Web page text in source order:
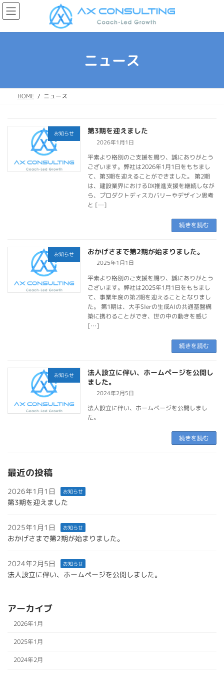
コ
ン
ン
ナ
ビ
ー
ニュース
HOME ニュース
お知らせ 第3期を迎えました
2026年1月1日
平素より格別のご支援を賜り、誠にありがとう
ございます。弊社は2026年1月1日をもちまし
て、第3期を迎えることができました。 第2期
は、建設業界におけるDX推進支援を継続しなが
ら、プロダクトディスカバリーやデザイン思考
と […]
続きを読む
お知らせ おかげさまで第2期が始まりました。
2025年1月1日
平素より格別のご支援を賜り、誠にありがとう
ございます。弊社は2025年1月1日をもちまし
て、事業年度の第2期を迎えることとなりまし
た。 第1期は、大手SIerの生成AIの共通基盤構
築に携わることができ、世の中の動きを感じ
[…]
続きを読む
お知らせ
法人設立に伴い、ホームページを公開し
ました。
2024年2月5日
法人設立に伴い、ホームページを公開しまし
た。
続きを読む
最近の投稿
2026年1月1日 お知らせ
第3期を迎えました
2025年1月1日 お知らせ
おかげさまで第2期が始まりました。
2024年2月5日 お知らせ
法人設立に伴い、ホームページを公開しました。
アーカイブ
2026年1月
2025年1月
2024年2月